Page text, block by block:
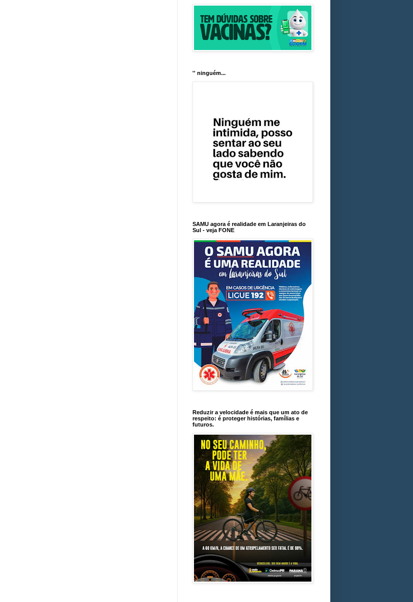
'' ninguém...
SAMU agora é realidade em Laranjeiras do
Sul - veja FONE
Reduzir a velocidade é mais que um ato de
respeito: é proteger histórias, famílias e
futuros.